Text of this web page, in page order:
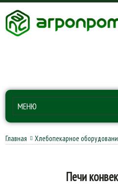
Главная Хлебопекарное
Печи